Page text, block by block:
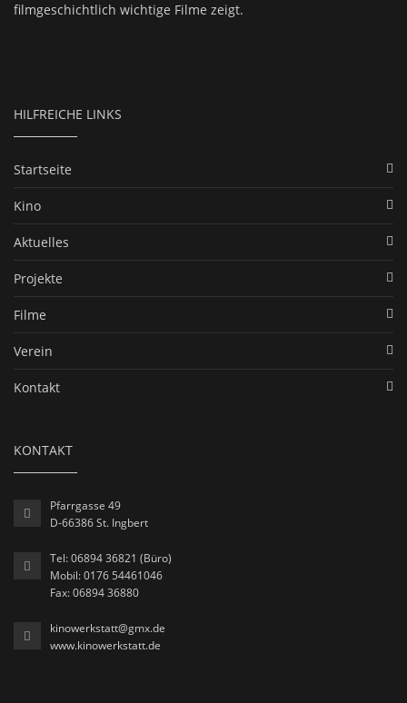
filmgeschichtlich wichtige Filme zeigt.
HILFREICHE LINKS
Startseite
Kino
Aktuelles
Projekte
Filme
Verein
Kontakt
KONTAKT
Pfarrgasse 49
D-66386 St. Ingbert
Tel: 06894 36821 (Büro)
Mobil: 0176 54461046
Fax: 06894 36880
kinowerkstatt@gmx.de
www.kinowerkstatt.de